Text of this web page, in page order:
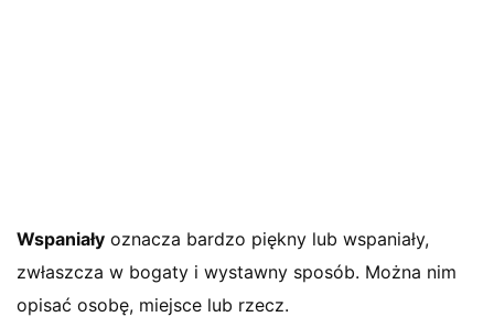
Wspaniały oznacza bardzo piękny lub wspaniały,
zwłaszcza w bogaty i wystawny sposób. Można nim
opisać osobę, miejsce lub rzecz.